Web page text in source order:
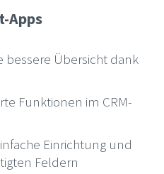
Apps
bessere Übersicht dank
Funktionen im CRM-
Einrichtung und
Feldern